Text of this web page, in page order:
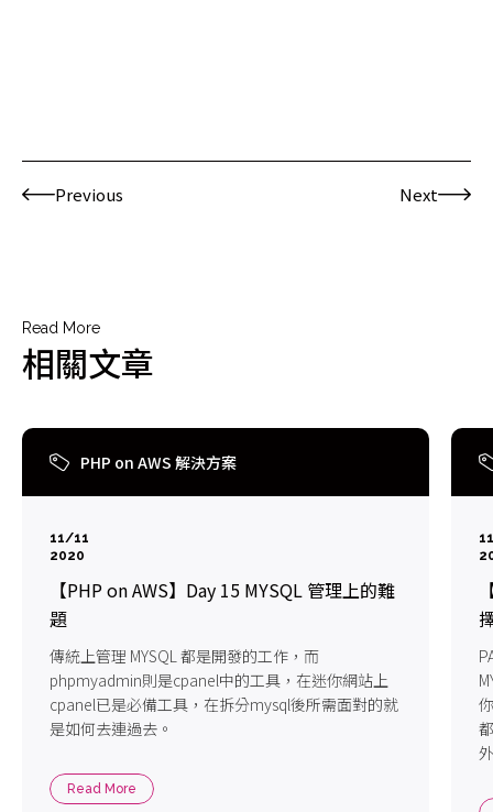
Previous Next
Read More
相關文章
PHP on AWS 解決方案
11/11
2020
【PHP on AWS】Day 15 MYSQL 管理上的難
題
傳統上管理 MYSQL 都是開發的工作，而
phpmyadmin則是cpanel中的工具，在迷你網站上
cpanel已是必備工具，在拆分mysql後所需面對的就
是如何去連過去。
Read More